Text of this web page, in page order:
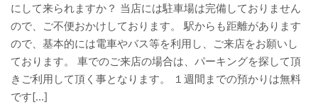
にして来られますか？ 当店には駐車場は完備しておりません
ので、ご不便おかけしております。 駅からも距離があります
ので、基本的には電車やバス等を利用し、ご来店をお願いし
ております。 車でのご来店の場合は、パーキングを探して頂
きご利用して頂く事となります。 １週間までの預かりは無料
です[...]